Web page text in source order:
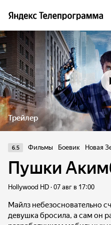
Трейлер
6.5 Фильмы Боевик Новая
Пушки
Hollywood HD · 07 авг в 17:00
Майлз небезосновательно
девушка бросила, а сам он